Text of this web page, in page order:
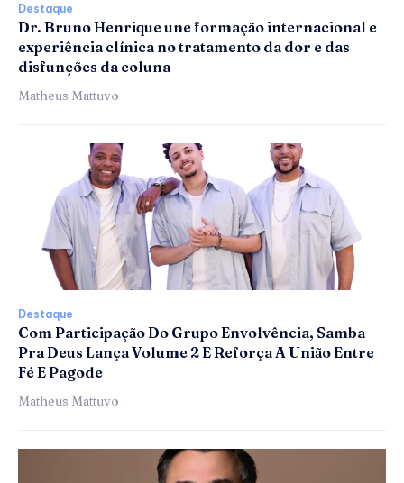
Destaque
Dr. Bruno Henrique une formação internacional e
experiência clínica no tratamento da dor e das
disfunções da coluna
Matheus Mattuvo
Destaque
Com Participação Do Grupo Envolvência, Samba
Pra Deus Lança Volume 2 E Reforça A União Entre
Fé E Pagode
Matheus Mattuvo